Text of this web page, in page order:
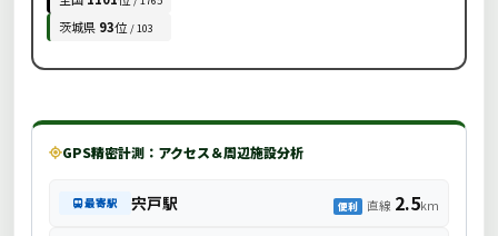
茨城県 93位 / 103
GPS精密計測：アクセス＆周辺施設分析
最寄駅 宍戸駅 便利 直線 2.5km